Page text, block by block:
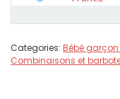
Categories: Bébé
Combinaisons et